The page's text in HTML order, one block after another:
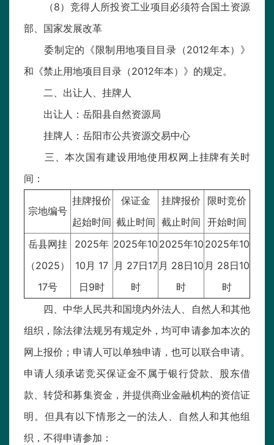
（8）竞得人所投资工业项目必须符合国土资源
部、国家发展改革
委制定的《限制用地项目目录（2012年本）》
和《禁止用地项目目录（2012年本）》的规定。
二、出让人、挂牌人
出让人：岳阳县自然资源局
挂牌人：岳阳市公共资源交易中心
三、本次国有建设用地使用权网上挂牌有关时
间：
宗地编号
挂牌报价
起始时间
保证金
截止时间
挂牌报价
截止时间
限时竞价
开始时间
岳县网挂
（2025）
17号
2025年
10月 17
日9时
2025年10
月 27日17
时
2025年10
月 28日10
时
2025年10
月 28日10
时
四、中华人民共和国境内外法人、自然人和其他
组织，除法律法规另有规定外，均可申请参加本次的
网上报价；申请人可以单独申请，也可以联合申请。
申请人须承诺竞买保证金不属于银行贷款、股东借
款、转贷和募集资金，并提供商业金融机构的资信证
明。但具有以下情形之一的法人、自然人和其他组
织，不得申请参加：